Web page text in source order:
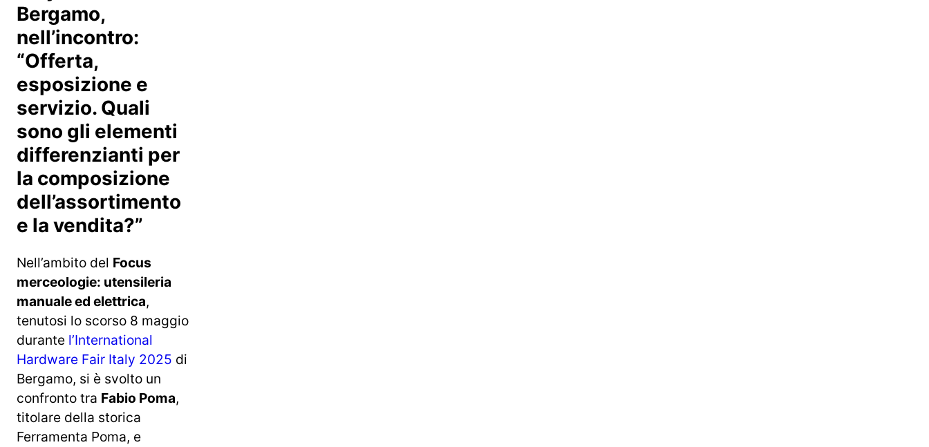
Bergamo,
nell’incontro:
“Offerta,
esposizione e
servizio. Quali
sono gli elementi
differenzianti per
la composizione
dell’assortimento
e la vendita?”
Nell’ambito del Focus
merceologie: utensileria
manuale ed elettrica,
tenutosi lo scorso 8 maggio
durante l’International
Hardware Fair Italy 2025 di
Bergamo, si è svolto un
confronto tra Fabio Poma,
titolare della storica
Ferramenta Poma, e